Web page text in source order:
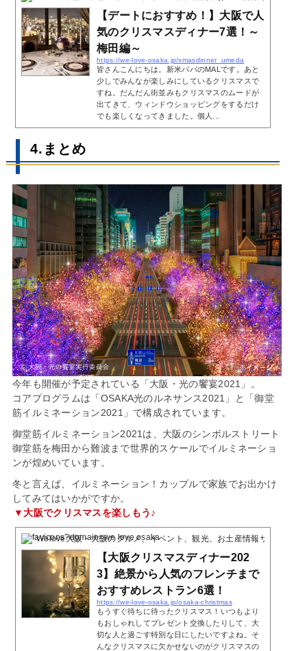
【デートにおすすめ！】大阪で人
気のクリスマスディナー7選！～
梅田編～
https://we-love-osaka.jp/xmasdinner_umeda
皆さんこんにちは。新米パパのMALです。あと
少しでみんなが楽しみにしているクリスマスで
すね。だんだん街並みもクリスマスのムードが
出てきて、ウィンドウショッピングをするだけ
でも楽しくなってきました。個人...
4.まとめ
今年も開催が予定されている「大阪・光の饗宴2021」。
コアプログラムは「OSAKA光のルネサンス2021」と「御堂
筋イルミネーション2021」で構成されています。
御堂筋イルミネーション2021は、大阪のシンボルストリート
御堂筋を梅田から難波まで世界的スケールでイルミネーショ
ンが煌めいています。
冬と言えば、イルミネーション！カップルで家族でお出かけ
してみてはいかがですか。
▼大阪でクリスマスを楽しもう♪
Welove大阪・大阪のグルメ、イベント、観光、お土産情報サイト
【大阪クリスマスディナー202
3】絶景から人気のフレンチまで
おすすめレストラン6選！
https://we-love-osaka.jp/osaka-christmas
もうすぐ待ちに待ったクリスマス！いつもより
もおしゃれしてプレゼント交換したりして、大
切な人と過ごす特別な日にしたいですよね。そ
んなクリスマスに欠かせないのがクリスマスの